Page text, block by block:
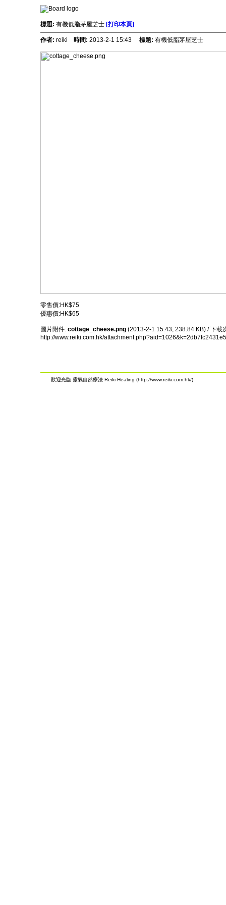
標題: 有機低脂茅屋芝士 [打印本頁]
作者: reiki 時間: 2013-2-1 15:43 標題: 有機低脂茅屋芝士
零售價:HK$75
優惠價:HK$65
圖片附件: cottage_cheese.png (2013-2-1 15:43, 238.84 KB) / 下載
http://www.reiki.com.hk/
歡迎光臨 靈氣自然療法 Reiki Healing (http://www.reiki.com.hk/)